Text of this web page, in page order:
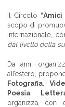
Il Circolo “Amici
scopo di
internazionale,
dal livello della
Da anni
all’estero,
Fotografia
Poesia
organizza, con